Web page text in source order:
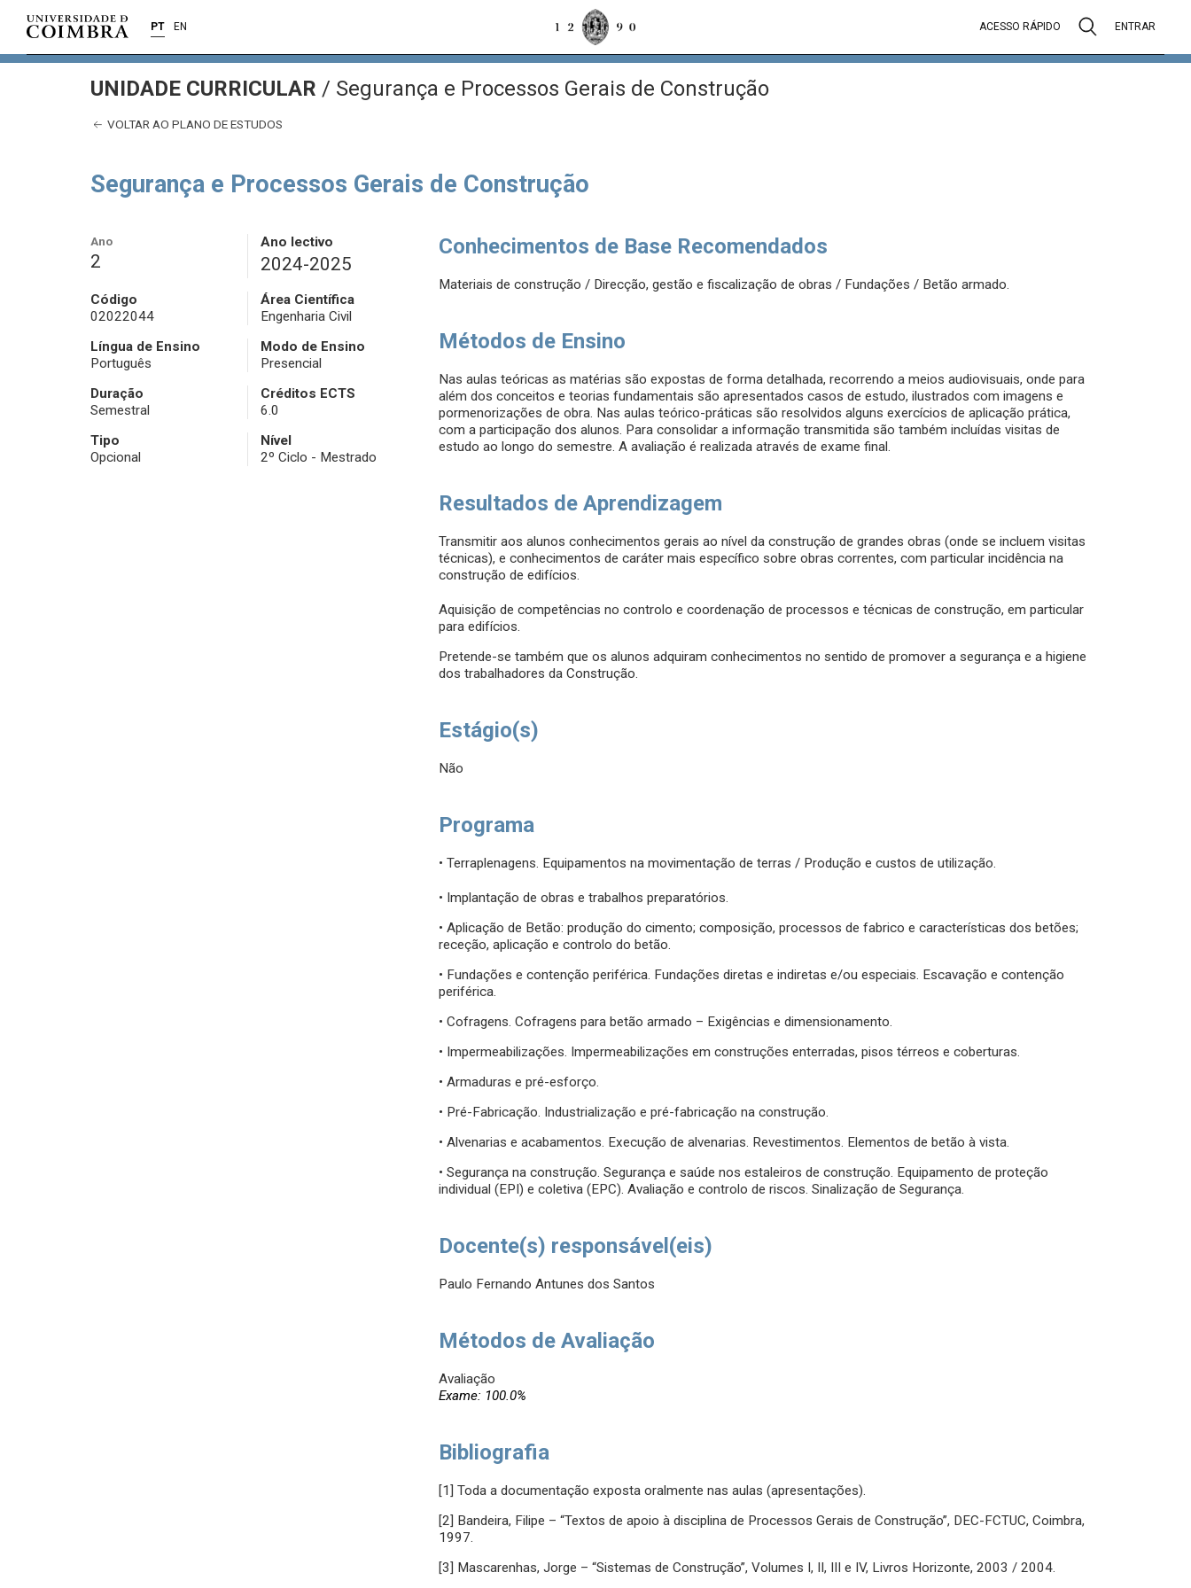
PT EN ACESSO RÁPIDO ENTRAR
UNIDADE CURRICULAR / Segurança e Processos Gerais de Construção
VOLTAR AO PLANO DE ESTUDOS
Segurança e Processos Gerais de Construção
Ano
2
Ano lectivo
2024-2025
Código
02022044
Área Científica
Engenharia Civil
Língua de Ensino
Português
Modo de Ensino
Presencial
Duração
Semestral
Créditos ECTS
6.0
Tipo
Opcional
Nível
2º Ciclo - Mestrado
Conhecimentos de Base Recomendados
Materiais de construção / Direcção, gestão e fiscalização de obras / Fundações / Betão armado.
Métodos de Ensino
Nas aulas teóricas as matérias são expostas de forma detalhada, recorrendo a meios audiovisuais, onde para
além dos conceitos e teorias fundamentais são apresentados casos de estudo, ilustrados com imagens e
pormenorizações de obra. Nas aulas teórico-práticas são resolvidos alguns exercícios de aplicação prática,
com a participação dos alunos. Para consolidar a informação transmitida são também incluídas visitas de
estudo ao longo do semestre. A avaliação é realizada através de exame final.
Resultados de Aprendizagem
Transmitir aos alunos conhecimentos gerais ao nível da construção de grandes obras (onde se incluem visitas
técnicas), e conhecimentos de caráter mais específico sobre obras correntes, com particular incidência na
construção de edifícios.
Aquisição de competências no controlo e coordenação de processos e técnicas de construção, em particular
para edifícios.
Pretende-se também que os alunos adquiram conhecimentos no sentido de promover a segurança e a higiene
dos trabalhadores da Construção.
Estágio(s)
Não
Programa
• Terraplenagens. Equipamentos na movimentação de terras / Produção e custos de utilização.
• Implantação de obras e trabalhos preparatórios.
• Aplicação de Betão: produção do cimento; composição, processos de fabrico e características dos betões;
receção, aplicação e controlo do betão.
• Fundações e contenção periférica. Fundações diretas e indiretas e/ou especiais. Escavação e contenção
periférica.
• Cofragens. Cofragens para betão armado – Exigências e dimensionamento.
• Impermeabilizações. Impermeabilizações em construções enterradas, pisos térreos e coberturas.
• Armaduras e pré-esforço.
• Pré-Fabricação. Industrialização e pré-fabricação na construção.
• Alvenarias e acabamentos. Execução de alvenarias. Revestimentos. Elementos de betão à vista.
• Segurança na construção. Segurança e saúde nos estaleiros de construção. Equipamento de proteção
individual (EPI) e coletiva (EPC). Avaliação e controlo de riscos. Sinalização de Segurança.
Docente(s) responsável(eis)
Paulo Fernando Antunes dos Santos
Métodos de Avaliação
Avaliação
Exame: 100.0%
Bibliografia
[1] Toda a documentação exposta oralmente nas aulas (apresentações).
[2] Bandeira, Filipe – “Textos de apoio à disciplina de Processos Gerais de Construção”, DEC-FCTUC, Coimbra,
1997.
[3] Mascarenhas, Jorge – “Sistemas de Construção”, Volumes I, II, III e IV, Livros Horizonte, 2003 / 2004.